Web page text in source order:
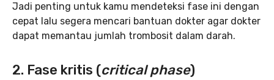
Jadi penting untuk kamu mendeteksi fase ini dengan
cepat lalu segera mencari bantuan dokter agar dokter
dapat memantau jumlah trombosit dalam darah.
2. Fase kritis (critical phase)